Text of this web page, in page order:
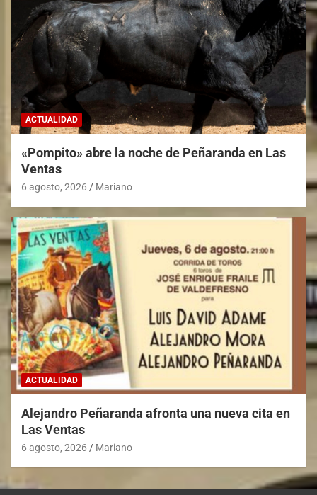
ACTUALIDAD
«Pompito» abre la noche de Peñaranda en Las
Ventas
6 agosto, 2026 Mariano
ACTUALIDAD
Alejandro Peñaranda afronta una nueva cita en
Las Ventas
6 agosto, 2026 Mariano